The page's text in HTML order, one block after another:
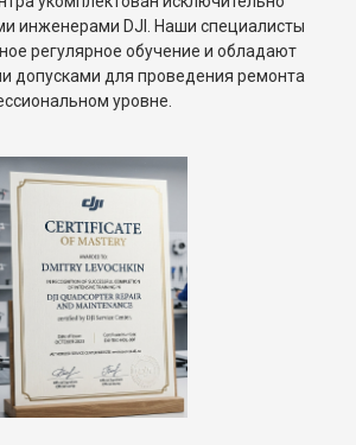
инженерами DJI. Наши специалисты
регулярное обучение и обладают
допусками для проведения ремонта
уровне.